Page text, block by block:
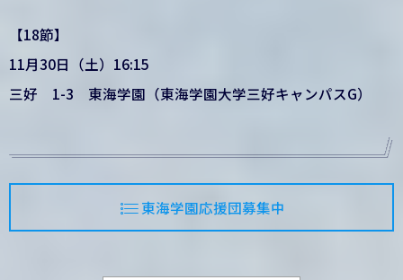
【18節】
11月30日（土）16:15
三好 1-3 東海学園（東海学園大学三好キャンパスG）
東海学園応援団募集中